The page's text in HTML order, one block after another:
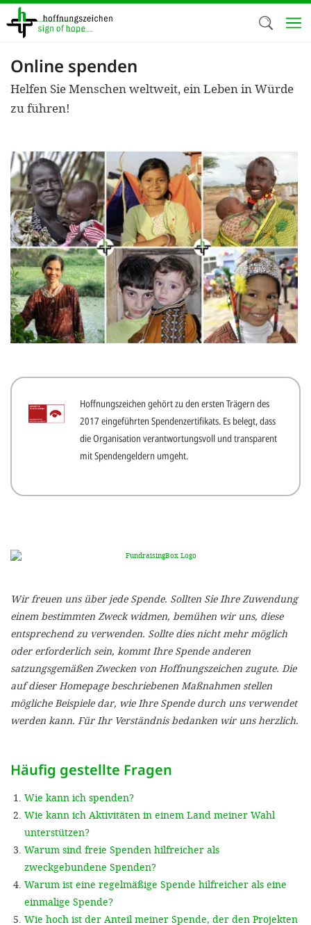
Direkt
zum
Inhalt
Online spenden
Helfen Sie Menschen weltweit, ein Leben in Würde
zu führen!
Hoffnungszeichen gehört zu den ersten Trägern des
2017 eingeführten Spendenzertifikats. Es belegt, dass
die Organisation verantwortungsvoll und transparent
mit Spendengeldern umgeht.
Wir freuen uns über jede Spende. Sollten Sie Ihre Zuwendung
einem bestimmten Zweck widmen, bemühen wir uns, diese
entsprechend zu verwenden. Sollte dies nicht mehr möglich
oder erforderlich sein, kommt Ihre Spende anderen
satzungsgemäßen Zwecken von Hoffnungszeichen zugute. Die
auf dieser Homepage beschriebenen Maßnahmen stellen
mögliche Beispiele dar, wie Ihre Spende durch uns verwendet
werden kann. Für Ihr Verständnis bedanken wir uns herzlich.
Häufig gestellte Fragen
Wie kann ich spenden?
Wie kann ich Aktivitäten in einem Land meiner Wahl
unterstützen?
Warum sind freie Spenden hilfreicher als
zweckgebundene Spenden?
Warum ist eine regelmäßige Spende hilfreicher als eine
einmalige Spende?
Wie hoch ist der Anteil meiner Spende, der den Projekten
Wir
nutzen
Cookies zu
helfen
Online-
'Cookie-
Impressum
ALLEN